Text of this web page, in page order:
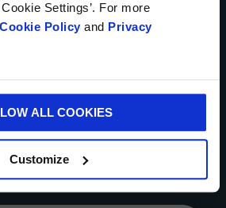
Settings’. For more
Cookie Policy and Privacy
ALL COOKIES
Customize